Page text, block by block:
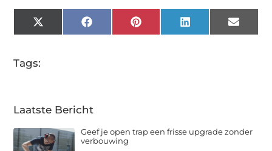
X
(Twitter)
FacebookPinterestLinkedInEmail
Tags:
Laatste Bericht
Geef je open trap een frisse upgrade zonder
verbouwing